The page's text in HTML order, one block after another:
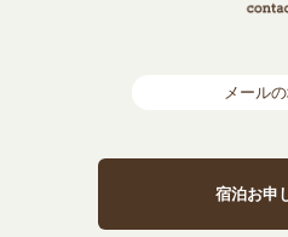
メール
宿泊お申